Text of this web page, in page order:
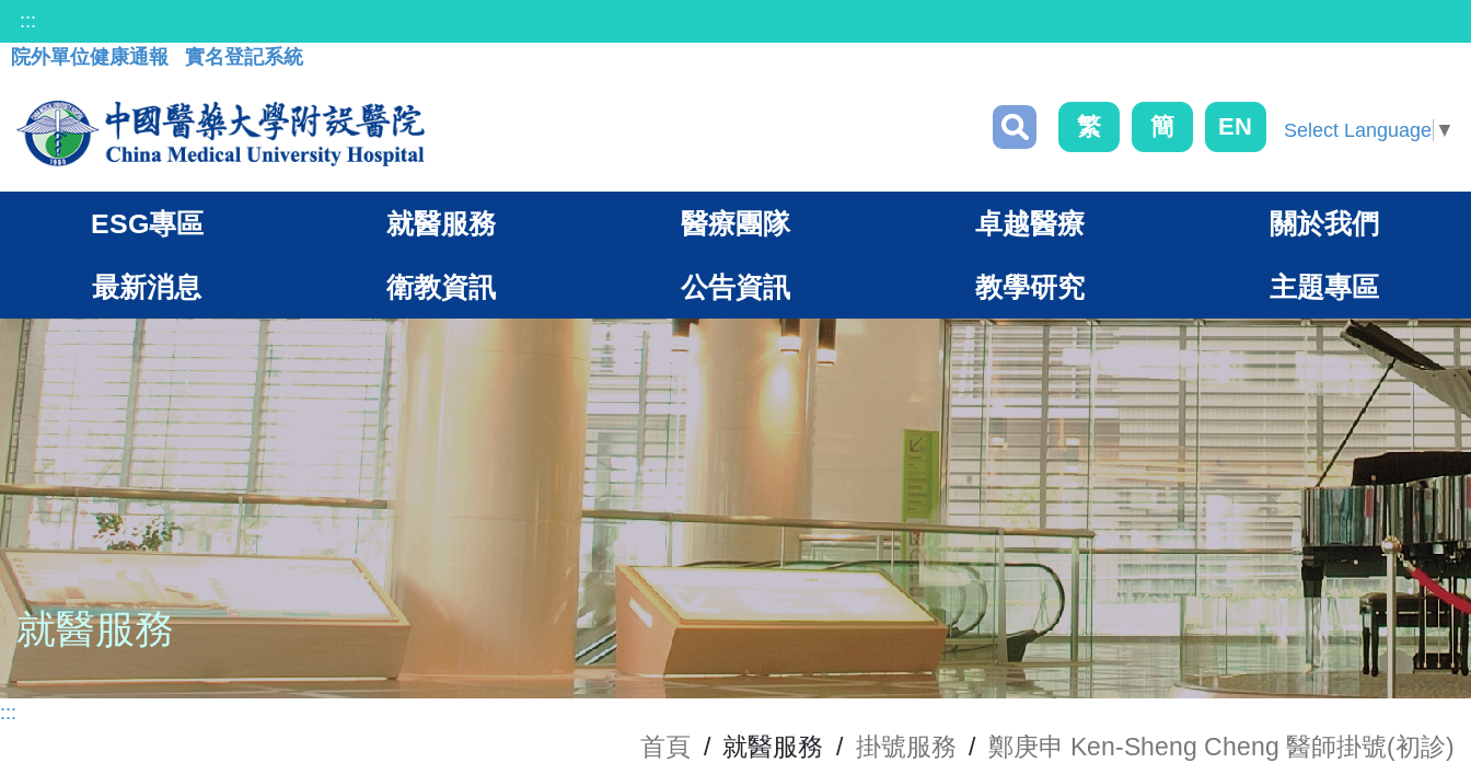
:::
院外單位健康通報
實名登記系統
繁 簡 EN Select Language ▼
ESG專區 就醫服務 醫療團隊 卓越醫療 關於我們
最新消息 衛教資訊 公告資訊 教學研究 主題專區
就醫服務
:::
首頁 / 就醫服務 / 掛號服務 / 鄭庚申 Ken-Sheng Cheng 醫師掛號(初診)